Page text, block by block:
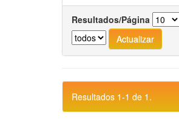
Resultados/Página
Resultados 1-1 de 1.